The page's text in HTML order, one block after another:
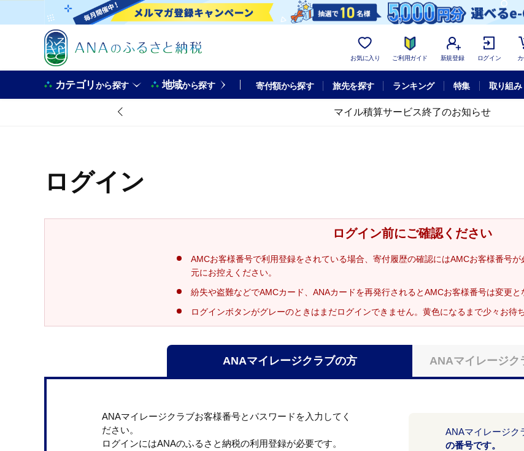
お気に入り ご利用ガイド 新規登録 ログイン
カテゴリから探す 地域から探す 寄付額から探す 旅先を探す ランキング 特集 取り組み
マイル積算サービス終了のお知らせ
ログイン
ログイン前にご確認ください
AMCお客様番号で利用登録をされている場合、寄付履歴の確認にはAMCお客様番号
元にお控えください。
紛失や盗難などでAMCカード、ANAカードを再発行されるとAMCお客様番号は変更と
ログインボタンがグレーのときはまだログインできません。黄色になるまで少々お待
ANAマイレージクラブの方 ANAマイレージク
ANAマイレージクラブお客様番号とパスワードを入力してく
ださい。
ログインにはANAのふるさと納税の利用登録が必要です。
ANAマイレージク
の番号です。